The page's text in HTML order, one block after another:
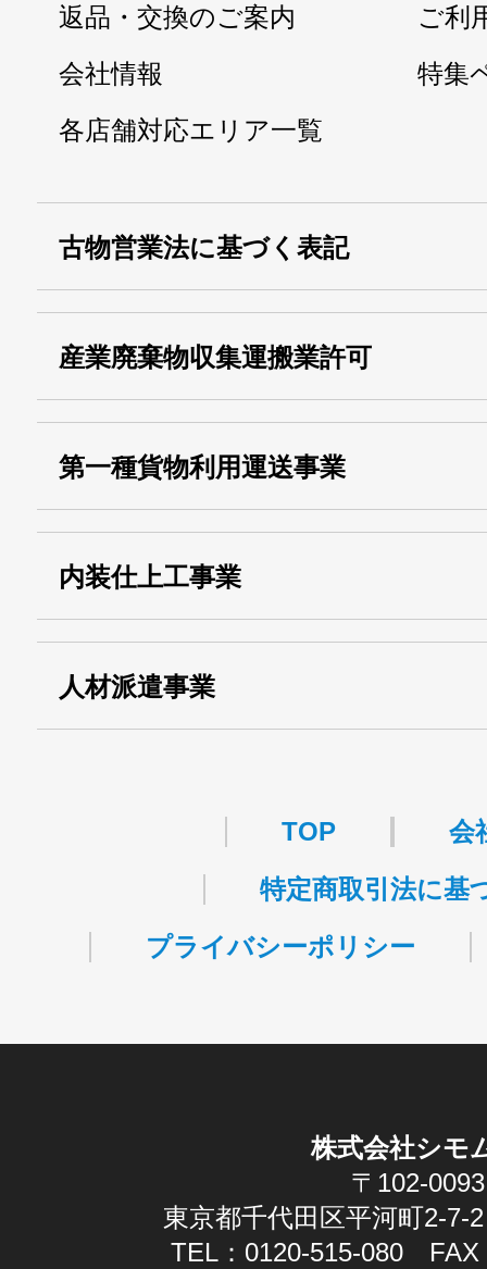
返品・交換のご案内
ご利
会社情報
特集
各店舗対応エリア一覧
古物営業法に基づく表記
産業廃棄物収集運搬業許可
運搬業許可証番号：
13000155805
第一種貨物利用運送事業
事業
関自貨：
内装仕上工事業
人材派遣事業
TOP
会
特定商取引法に基
プライバシーポリシー
株式会社シモ
〒102-0093
東京都千代田区平河町2-7-
TEL：0120-515-080 FAX